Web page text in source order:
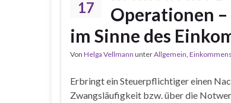
17
Operationen
im Sinne des
Von Helga Vellmann unterAllgemein,
Erbringt ein Steuerpflichtiger einen
Zwangsläufigkeit bzw. über die